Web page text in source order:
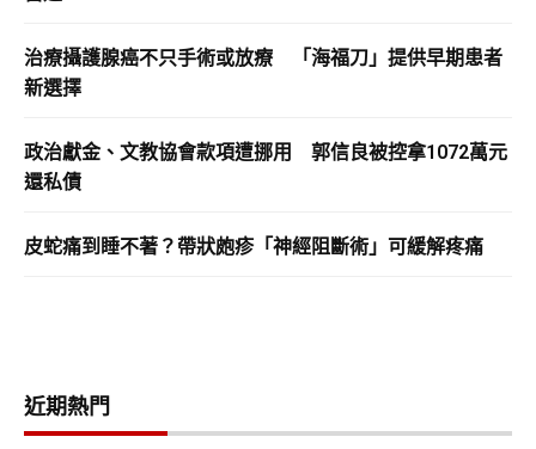
治療攝護腺癌不只手術或放療 「海福刀」提供早期患者
新選擇
政治獻金、文教協會款項遭挪用 郭信良被控拿1072萬元
還私債
皮蛇痛到睡不著？帶狀皰疹「神經阻斷術」可緩解疼痛
近期熱門